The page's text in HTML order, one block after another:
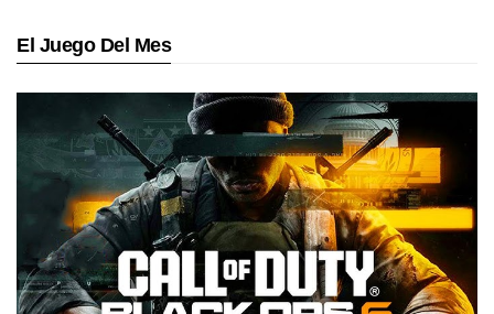
El Juego Del Mes